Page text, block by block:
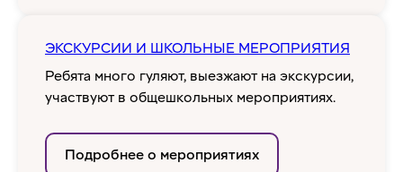
ЭКСКУРСИИ И ШКОЛЬНЫЕ МЕРОПРИЯТИЯ
Ребята много гуляют, выезжают на экскурсии,
участвуют в общешкольных мероприятиях.
Подробнее о мероприятиях